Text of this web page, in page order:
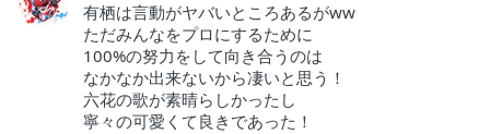
有栖は言動がヤバいところあるがww
ただみんなをプロにするために
100%の努力をして向き合うのは
なかなか出来ないから凄いと思う！
六花の歌が素晴らしかったし
寧々の可愛くて良きであった！